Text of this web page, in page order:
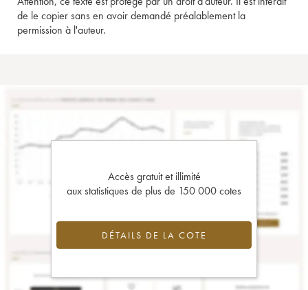
de le copier sans en avoir demandé préalablement la
permission à l'auteur.
Accès gratuit et illimité
aux statistiques de plus de 150 000 cotes
DÉTAILS DE LA COTE